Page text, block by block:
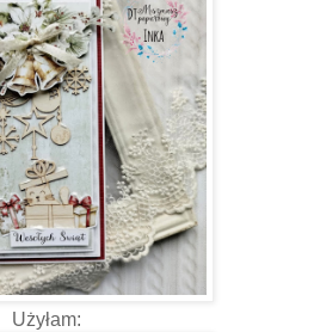
Użyłam: